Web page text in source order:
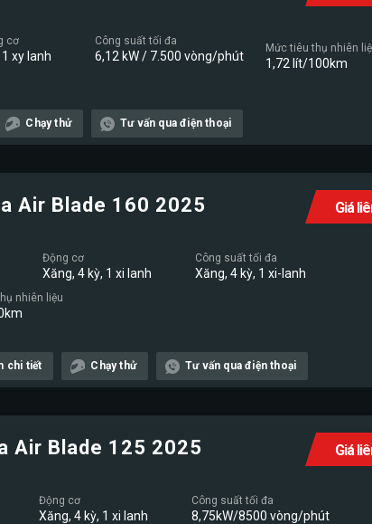
cơ
1 xy lanh
Công suất tối đa
6,12 kW / 7.500 vòng/phút
Mức tiêu thụ nhiên
1,72 lít/100km
Chạy thử Tư vấn qua điện thoại
Giá
Air Blade 160 2025
Động cơ
Xăng, 4 kỳ, 1 xi lanh
Công suất tối đa
Xăng, 4 kỳ, 1 xi-lanh
nhiên liệu
chi tiết Chạy thử Tư vấn qua điện thoại
Giá
Air Blade 125 2025
Động cơ
Xăng, 4 kỳ, 1 xi lanh
Công suất tối đa
8,75kW/8500 vòng/phút